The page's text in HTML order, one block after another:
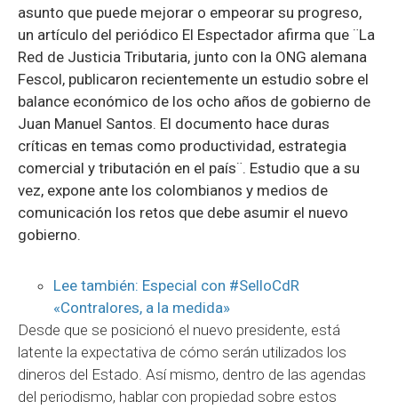
asunto que puede mejorar o empeorar su progreso,
un artículo del periódico El Espectador afirma que ¨La
Red de Justicia Tributaria, junto con la ONG alemana
Fescol, publicaron recientemente un estudio sobre el
balance económico de los ocho años de gobierno de
Juan Manuel Santos. El documento hace duras
críticas en temas como productividad, estrategia
comercial y tributación en el país¨. Estudio que a su
vez, expone ante los colombianos y medios de
comunicación los retos que debe asumir el nuevo
gobierno.
Lee también: Especial con #SelloCdR
«Contralores, a la medida»
Desde que se posicionó el nuevo presidente, está
latente la expectativa de cómo serán utilizados los
dineros del Estado. Así mismo, dentro de las agendas
del periodismo, hablar con propiedad sobre estos